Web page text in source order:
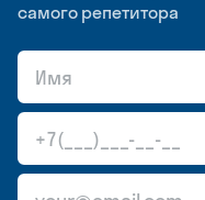
самого репетитора